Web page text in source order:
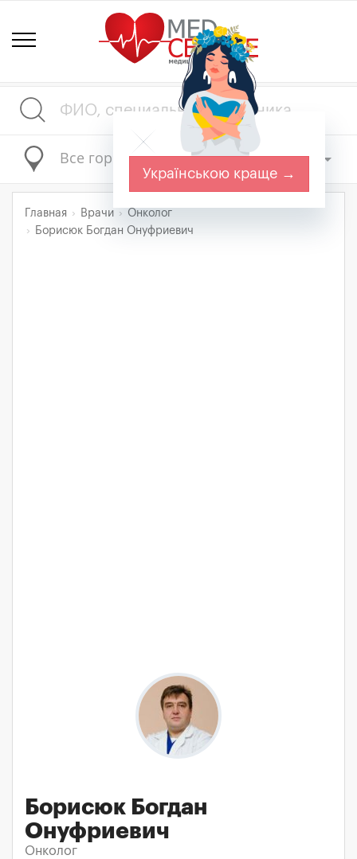
Все города
Главная Врачи
Онколог
Борисюк Богдан Онуфриевич
Борисюк Богдан
Онуфриевич
Онколог
Українською краще →